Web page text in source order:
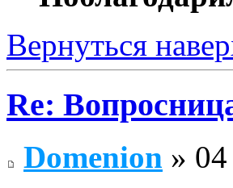
Вернуться
Re:
Domenion »